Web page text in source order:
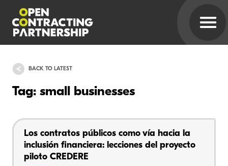
BACK TO LATEST
Tag: small businesses
Los contratos públicos como vía hacia la
inclusión financiera: lecciones del proyecto
piloto CREDERE